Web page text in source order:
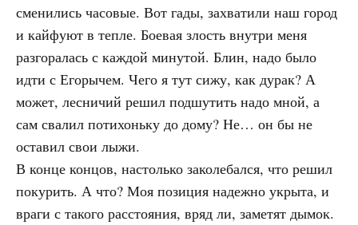
сменились часовые. Вот гады, захватили наш город
и кайфуют в тепле. Боевая злость внутри меня
разгоралась с каждой минутой. Блин, надо было
идти с Егорычем. Чего я тут сижу, как дурак? А
может, лесничий решил подшутить надо мной, а
сам свалил потихоньку до дому? Не… он бы не
оставил свои лыжи.
В конце концов, настолько заколебался, что решил
покурить. А что? Моя позиция надежно укрыта, и
враги с такого расстояния, вряд ли, заметят дымок.